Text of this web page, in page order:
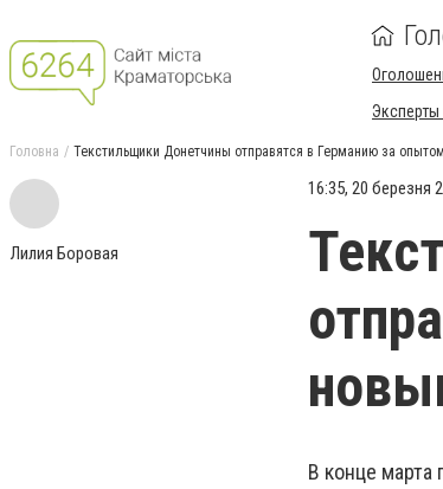
Эксперты
Головна Текстильщики Донетчины отправятся в Германию за
Лилия Боровая
16:35, 20 березня
В конце марта